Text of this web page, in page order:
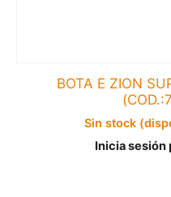
BOTA E ZION
Sin stock
Inicia sesión